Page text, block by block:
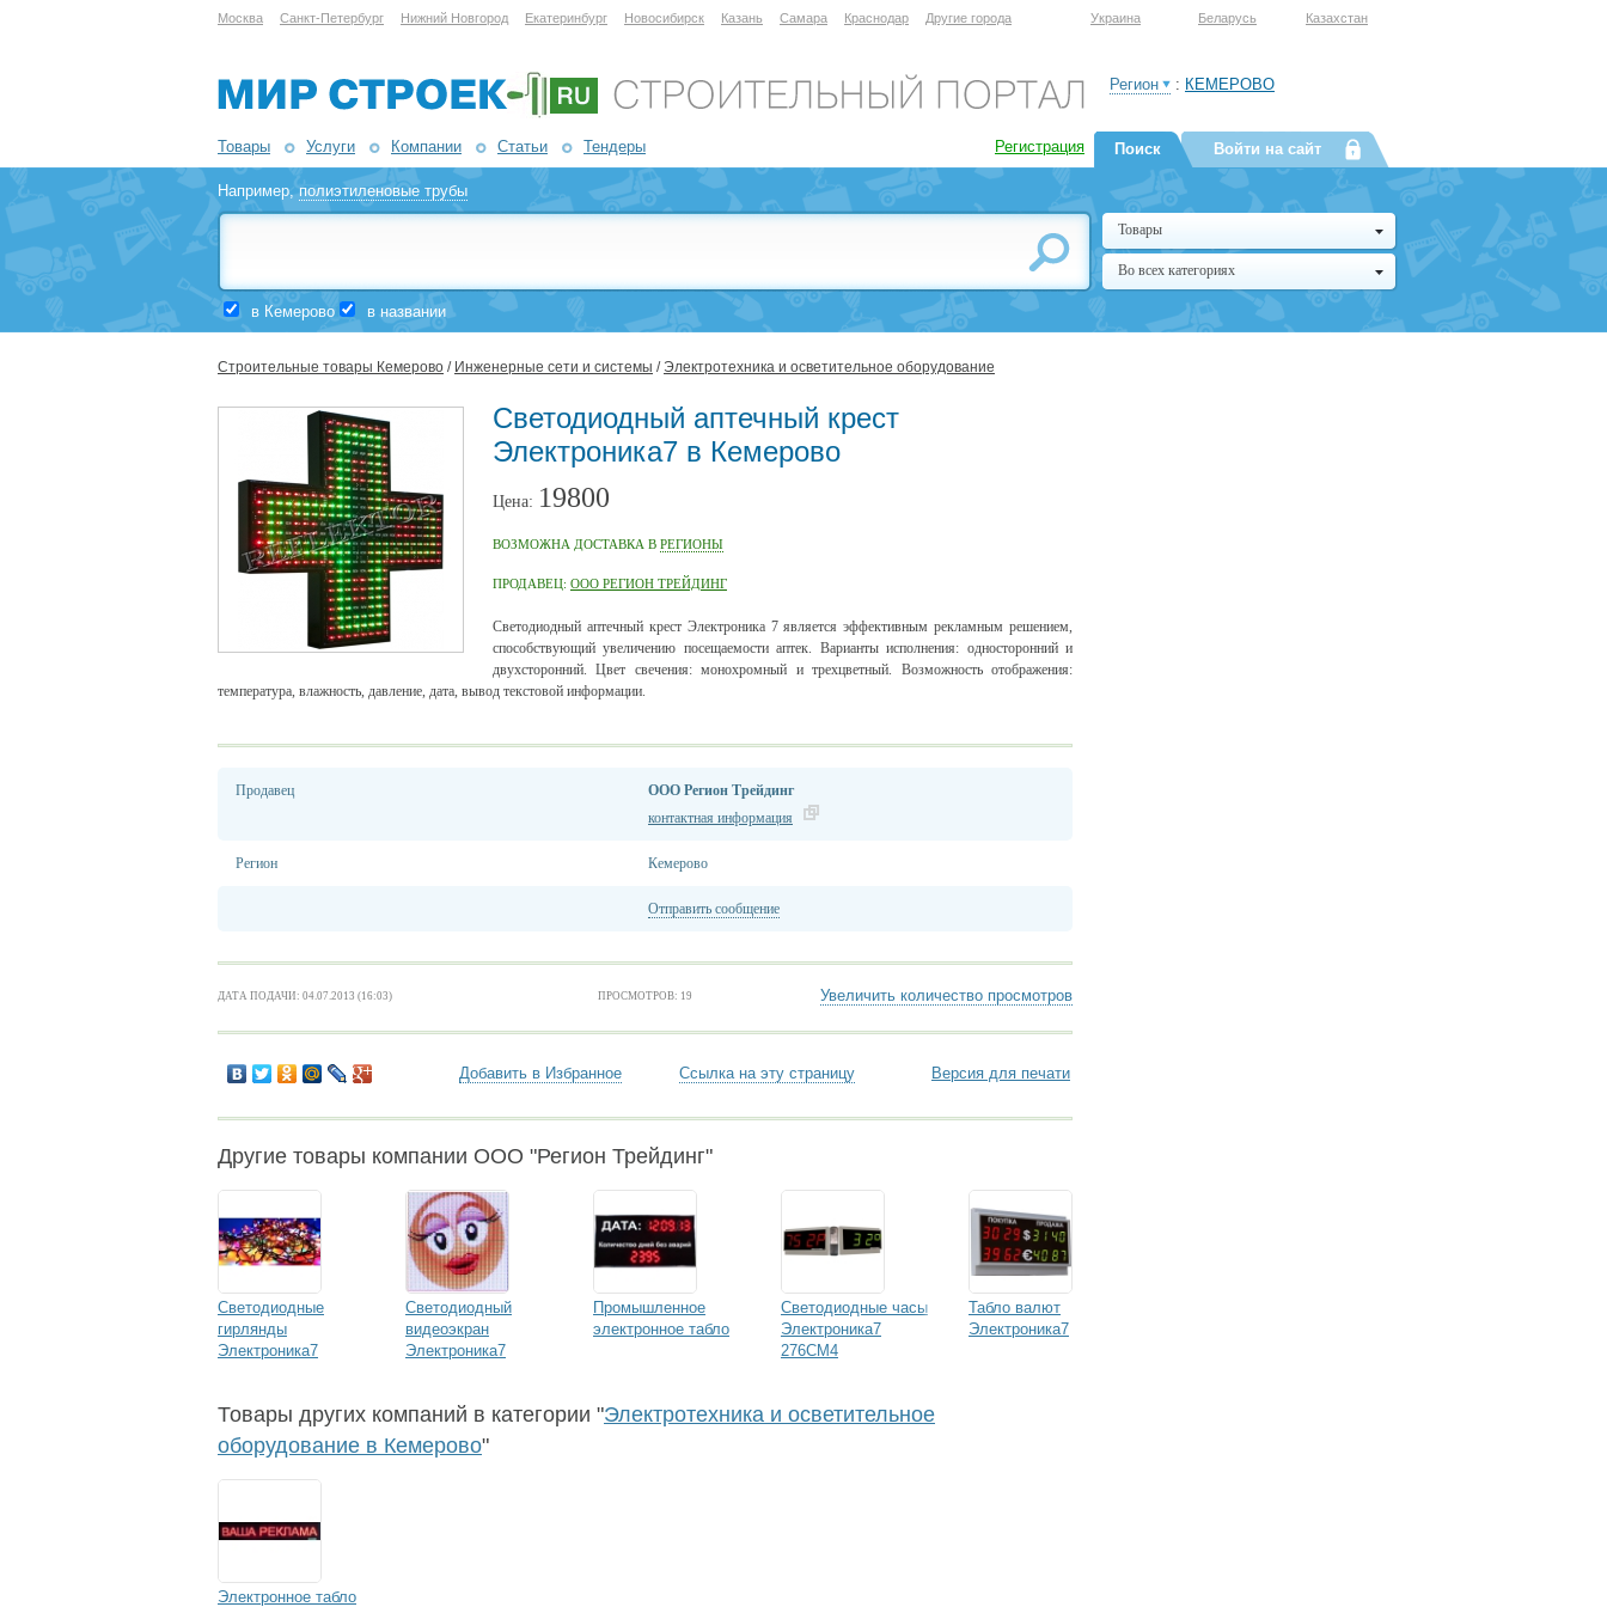
Москва Санкт-Петербург Нижний Новгород Екатеринбург Новосибирск Казань Самара Краснодар Другие города Украина Беларусь Казахстан
Товары Услуги Компании Статьи Тендеры Регистрация
Регион : КЕМЕРОВО
Например,полиэтиленовые трубы
в Кемерово в названии
Поиск Войти на сайт
Товары
Во всех категориях
Строительные товары Кемерово / Инженерные сети и системы / Электротехника и осветительное оборудование
Светодиодный аптечный крест
Электроника7 в Кемерово
Цена: 19800
ВОЗМОЖНА ДОСТАВКА В РЕГИОНЫ
ПРОДАВЕЦ: ООО РЕГИОН ТРЕЙДИНГ
Светодиодный аптечный крест Электроника 7 является эффективным рекламным решением,
способствующий увеличению посещаемости аптек. Варианты исполнения: односторонний и
двухсторонний. Цвет свечения: монохромный и трехцветный. Возможность отображения:
температура, влажность, давление, дата, вывод текстовой информации.
Продавец
ООО Регион Трейдинг
контактная информация
Регион Кемерово
Отправить сообщение
ДАТА ПОДАЧИ: 04.07.2013 (16:03) ПРОСМОТРОВ: 19 Увеличить количество просмотров
Добавить в Избранное Ссылка на эту страницу Версия для печати
Другие товары компании ООО "Регион Трейдинг"
Светодиодные
гирлянды
Электроника7
Светодиодный
видеоэкран
Электроника7
Промышленное
электронное табло
Светодиодные часы
Электроника7
276СМ4
Табло валют
Электроника7
Товары других компаний в категории "Электротехника и осветительное
оборудование в Кемерово"
Электронное табло